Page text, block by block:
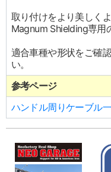
取り付けをより美しく
Magnum Shielding専用
適合車種や形状をご確
い。
参考ページ
ハンドル周りケーブル